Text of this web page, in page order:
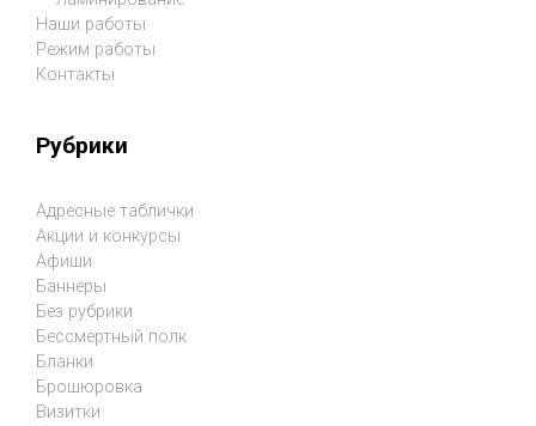
Наши работы
Режим работы
Контакты
Рубрики
Адресные таблички
Акции и конкурсы
Афиши
Баннеры
Без рубрики
Бессмертный полк
Бланки
Брошюровка
Визитки